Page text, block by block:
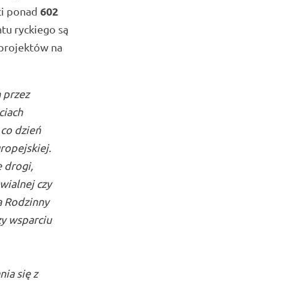
ponad 602
ryckiego są
na
przez
dzień
drogi,
czy
Rodzinny
wsparciu
się z